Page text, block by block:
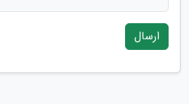
ارسال